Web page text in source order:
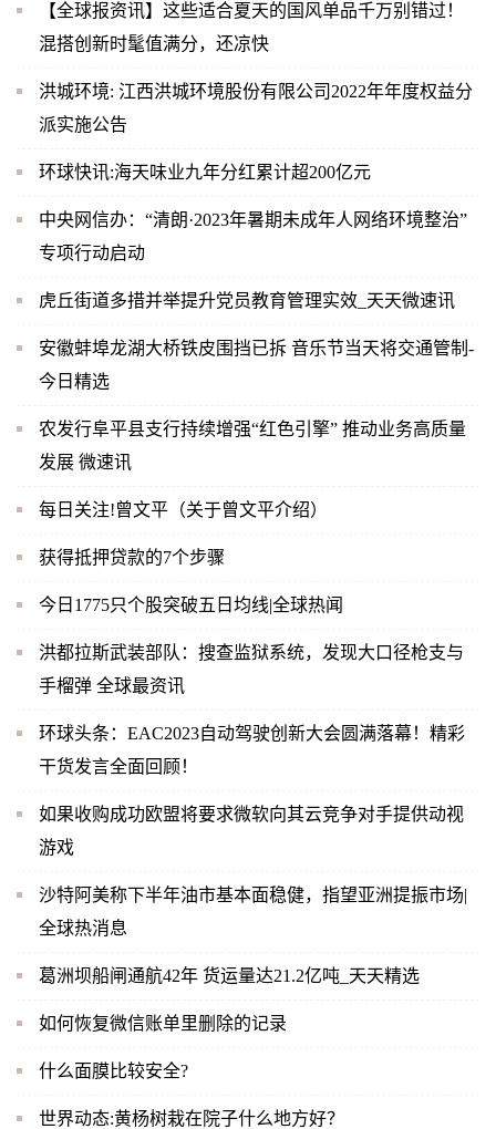
【全球报资讯】这些适合夏天的国风单品千万别错过！
混搭创新时髦值满分，还凉快
洪城环境: 江西洪城环境股份有限公司2022年年度权益分
派实施公告
环球快讯:海天味业九年分红累计超200亿元
中央网信办：“清朗·2023年暑期未成年人网络环境整治”
专项行动启动
虎丘街道多措并举提升党员教育管理实效_天天微速讯
安徽蚌埠龙湖大桥铁皮围挡已拆 音乐节当天将交通管制-
今日精选
农发行阜平县支行持续增强“红色引擎” 推动业务高质量
发展 微速讯
每日关注!曾文平（关于曾文平介绍）
获得抵押贷款的7个步骤
今日1775只个股突破五日均线|全球热闻
洪都拉斯武装部队：搜查监狱系统，发现大口径枪支与
手榴弹 全球最资讯
环球头条：EAC2023自动驾驶创新大会圆满落幕！精彩
干货发言全面回顾！
如果收购成功欧盟将要求微软向其云竞争对手提供动视
游戏
沙特阿美称下半年油市基本面稳健，指望亚洲提振市场|
全球热消息
葛洲坝船闸通航42年 货运量达21.2亿吨_天天精选
如何恢复微信账单里删除的记录
什么面膜比较安全?
世界动态:黄杨树栽在院子什么地方好？